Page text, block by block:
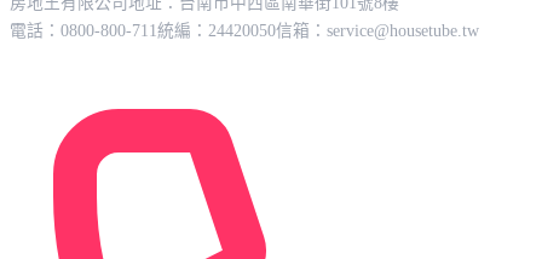
電話：0800-800-711統編：24420050信箱： service@housetube.tw